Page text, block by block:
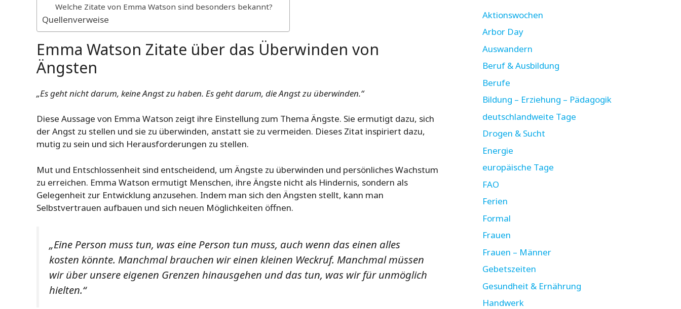
Welche Zitate von Emma Watson sind besonders bekannt?
Quellenverweise
Emma Watson Zitate über das Überwinden von
Ängsten
„Es geht nicht darum, keine Angst zu haben. Es geht darum, die Angst zu überwinden.“
Diese Aussage von Emma Watson zeigt ihre Einstellung zum Thema Ängste. Sie ermutigt dazu, sich
der Angst zu stellen und sie zu überwinden, anstatt sie zu vermeiden. Dieses Zitat inspiriert dazu,
mutig zu sein und sich Herausforderungen zu stellen.
Mut und Entschlossenheit sind entscheidend, um Ängste zu überwinden und persönliches Wachstum
zu erreichen. Emma Watson ermutigt Menschen, ihre Ängste nicht als Hindernis, sondern als
Gelegenheit zur Entwicklung anzusehen. Indem man sich den Ängsten stellt, kann man
Selbstvertrauen aufbauen und sich neuen Möglichkeiten öffnen.
„Eine Person muss tun, was eine Person tun muss, auch wenn das einen alles
kosten könnte. Manchmal brauchen wir einen kleinen Weckruf. Manchmal müssen
wir über unsere eigenen Grenzen hinausgehen und das tun, was wir für unmöglich
hielten.“
Aktionswochen
Arbor Day
Auswandern
Beruf & Ausbildung
Berufe
Bildung – Erziehung – Pädagogik
deutschlandweite Tage
Drogen & Sucht
Energie
europäische Tage
FAO
Ferien
Formal
Frauen
Frauen – Männer
Gebetszeiten
Gesundheit & Ernährung
Handwerk